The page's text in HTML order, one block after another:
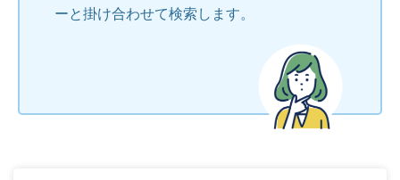
ーと掛け合わせて検索します。